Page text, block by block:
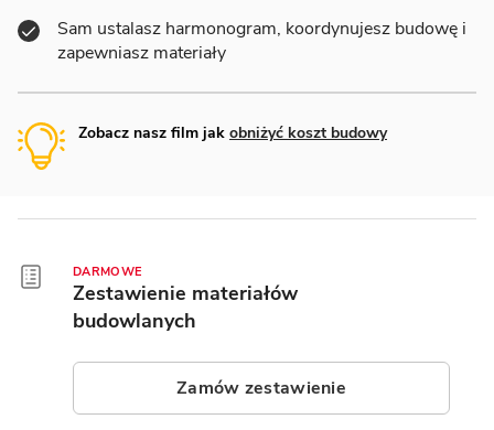
Sam ustalasz harmonogram, koordynujesz budowę i
zapewniasz materiały
Zobacz nasz film jak obniżyć koszt budowy
DARMOWE
Zestawienie materiałów
budowlanych
Zamów zestawienie